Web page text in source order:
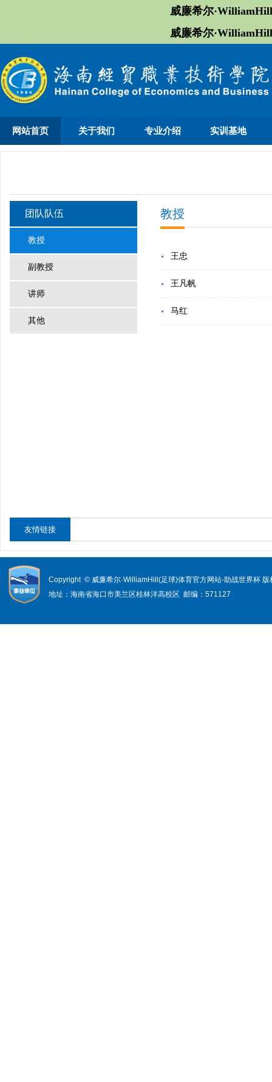
威廉希尔
威廉希尔
网站首页 关于我们 专业介绍 实训基地
团队队伍
教授
副教授
讲师
其他
教授
王忠
王凡帆
马红
友情链接
Copyright © 威廉希尔·WilliamHill(足球)体育官方网站-助战世界杯
地址：海南省海口市美兰区桂林洋高校区 邮编：571127